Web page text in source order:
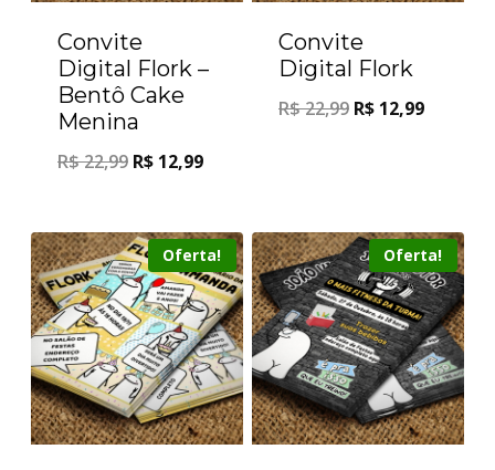
Convite
Digital Flork –
Bentô Cake
Menina
R$22,99 R$ 12,99
Convite
Digital Flork
R$22,99 R$ 12,99
Oferta! Oferta!